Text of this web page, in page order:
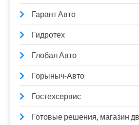
Гарант Авто
Гидротех
Глобал Авто
Горыныч-Авто
Гостехсервис
Готовые решения, магазин